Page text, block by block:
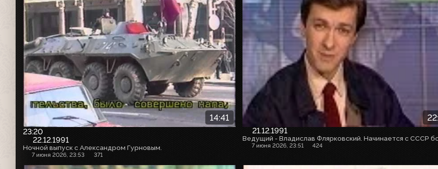
14:41
23:20
22.12.1991
Ночной выпуск с Александром Гурновым.
7 июня 2026, 23:53 371
21.12.1991
7 июня 2026, 23:51 424